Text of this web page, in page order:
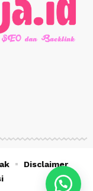
Disclaimer